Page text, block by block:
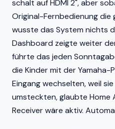
schalt auf HDMI 2", aber
Original-Fernbedienung
wusste das System nichts
Dashboard zeigte weiter
führte das jeden
die Kinder mit der
Eingang wechselten, weil
umsteckten, glaubte
Receiver wäre aktiv.